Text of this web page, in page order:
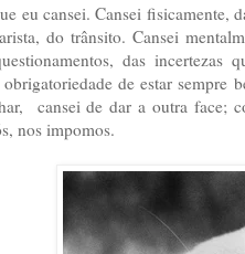
eu cansei. Cansei fisicamente,
do trânsito. Cansei
das incertezas
de estar sempre
cansei de dar a outra face;
nos impomos.